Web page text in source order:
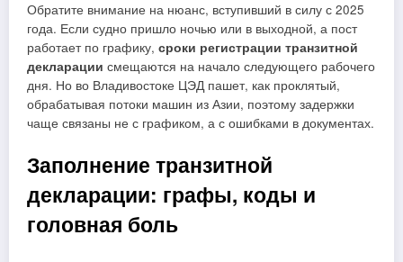
Обратите внимание на нюанс, вступивший в силу с 2025
года. Если судно пришло ночью или в выходной, а пост
работает по графику, сроки регистрации транзитной
декларации смещаются на начало следующего рабочего
дня. Но во Владивостоке ЦЭД пашет, как проклятый,
обрабатывая потоки машин из Азии, поэтому задержки
чаще связаны не с графиком, а с ошибками в документах.
Заполнение транзитной
декларации: графы, коды и
головная боль